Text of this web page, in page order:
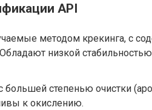
API
методом крекинга, с
низкой
степенью очистки
к окислению.